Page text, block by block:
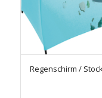
Regenschirm /